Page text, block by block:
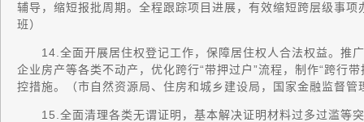
辅导，缩短报批周期。全程跟踪项目进展，有效缩短跨层级事
班）
14.全面开展居住权登记工作，保障居住权人合法权益。推广
企业房产等各类不动产，优化跨行“带押过户”流程，制作“跨行
控措施。（市自然资源局、住房和城乡建设局，国家金融监督管
15.全面清理各类无谓证明，基本解决证明材料过多过滥等突